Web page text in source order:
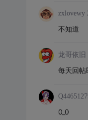
zxlovewy
不知道
龙哥依旧
每天回帖
0_0